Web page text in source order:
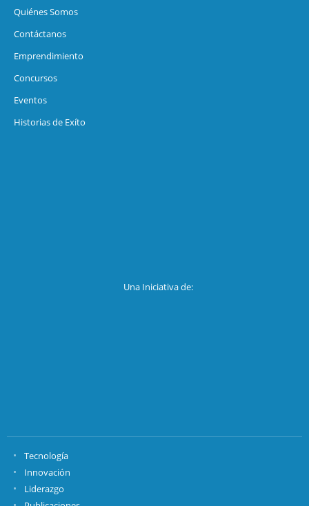
Quiénes Somos
Contáctanos
Emprendimiento
Concursos
Eventos
Historias de Exíto
Una Iniciativa de:
Tecnología
Innovación
Liderazgo